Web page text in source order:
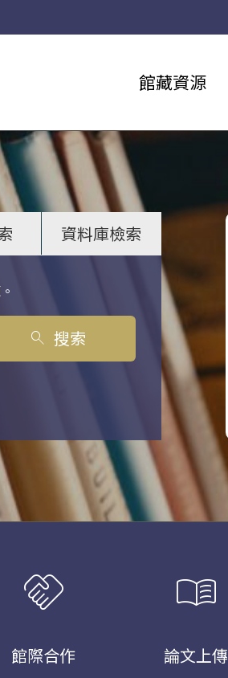
館藏資源
資料庫檢索
search 搜索
handshake
館際合作
menu_book
論文上傳